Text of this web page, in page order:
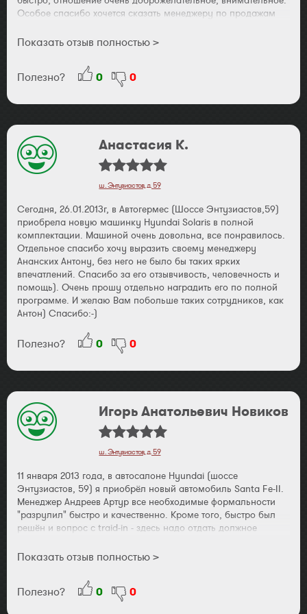
Особое спасибо хочется сказать менеджеру по продажам
выбирали и оформляли машину. Консультировал, помогал
Машину получили быстро, ездим второй день и очень
довольны. Обязательно будем рекомендовать этот
автосалон своим знакомым. С уважением, Чичерова Ольга.
Показать отзыв полностью >
Полезно? 0 0
Анастасия К.
ш. Энтузиастов, д. 59
Сегодня, 26.01.2013г, в Автогермес (Шоссе Энтузиастов,59)
приобрела новую машинку Hyundai Solaris в полной
комплектации. Машиной очень довольна, все понравилось.
Отдельное спасибо хочу выразить своему менеджеру
Ананских Антону, без него не было бы таких ярких
впечатлений. Спасибо за его отзывчивость, человечность и
помощь). Очень прошу отдельно наградить его по полной
программе. И желаю Вам побольше таких сотрудников, как
Антон) Спасибо:-)
Полезно? 0 0
Игорь Анатольевич Новиков
ш. Энтузиастов, д. 59
11 января 2013 года, в автосалоне Hyundai (шоссе
Энтузиастов, 59) я приобрёл новый автомобиль Santa Fe-II.
Менеджер Андреев Артур все необходимые формальности
"разрулил" быстро и качественно. Кроме того, быстро был
решён и вопрос с traid-in - здесь надо отдать должное
Николаю. Менее, чем через 2-ое суток после первого
машины меня предупредили, что нет в наличии руководства
по зксплуатации автомобиля, но его обязательно довезут в
салон и меня им обеспечат. Уже дома я обнаружил, что,
Показать отзыв полностью >
Полезно? 0 0